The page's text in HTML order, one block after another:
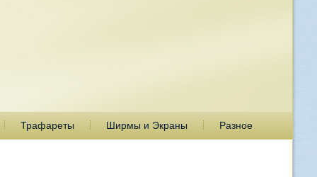
Трафареты Ширмы и Экраны Разное